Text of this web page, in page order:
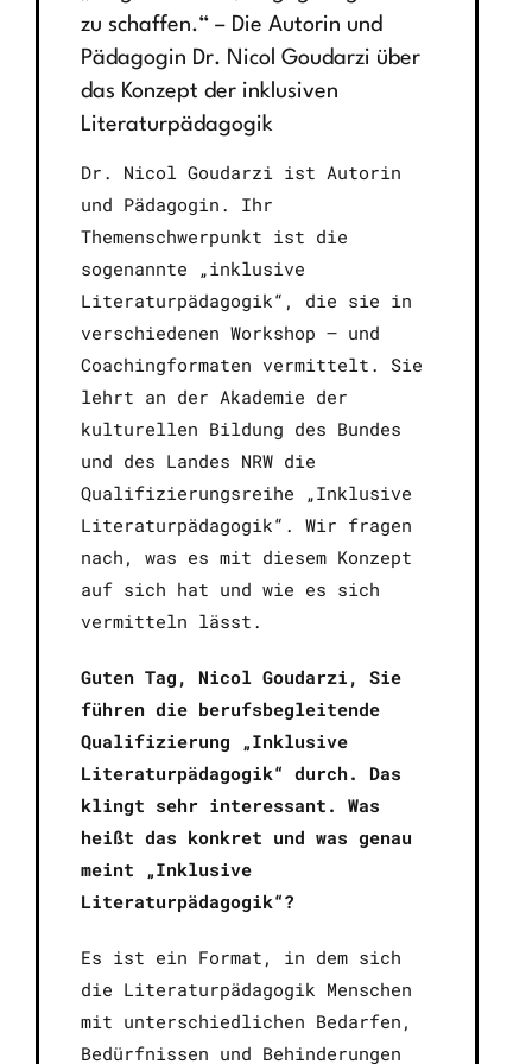
zu schaffen.“ – Die Autorin und
Pädagogin Dr. Nicol Goudarzi über
das Konzept der inklusiven
Literaturpädagogik
Dr. Nicol Goudarzi ist Autorin
und Pädagogin. Ihr
Themenschwerpunkt ist die
sogenannte „inklusive
Literaturpädagogik“, die sie in
verschiedenen Workshop – und
Coachingformaten vermittelt. Sie
lehrt an der Akademie der
kulturellen Bildung des Bundes
und des Landes NRW die
Qualifizierungsreihe „Inklusive
Literaturpädagogik“. Wir fragen
nach, was es mit diesem Konzept
auf sich hat und wie es sich
vermitteln lässt.
Guten Tag, Nicol Goudarzi, Sie
führen die berufsbegleitende
Qualifizierung „Inklusive
Literaturpädagogik“ durch. Das
klingt sehr interessant. Was
heißt das konkret und was genau
meint „Inklusive
Literaturpädagogik“?
Es ist ein Format, in dem sich
die Literaturpädagogik Menschen
mit unterschiedlichen Bedarfen,
Bedürfnissen und Behinderungen